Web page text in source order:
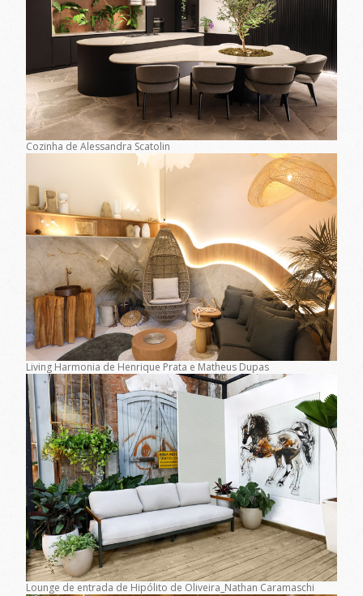
Cozinha de Alessandra Scatolin
Living Harmonia de Henrique Prata e Matheus Dupas
Lounge de entrada de Hipólito de Oliveira_Nathan Caramaschi